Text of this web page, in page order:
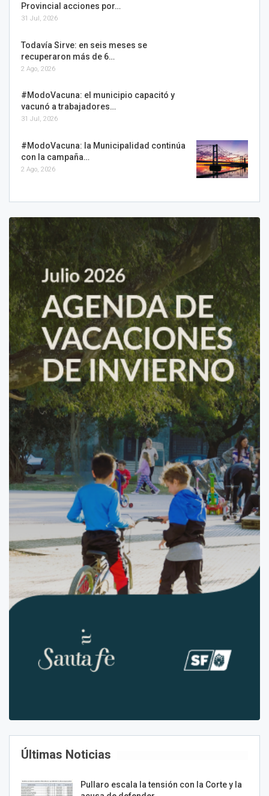
Provincial acciones por…
31 Jul, 2026
Todavía Sirve: en seis meses se
recuperaron más de 6…
2 Ago, 2026
#ModoVacuna: el municipio capacitó y
vacunó a trabajadores…
31 Jul, 2026
#ModoVacuna: la Municipalidad continúa
con la campaña…
2 Ago, 2026
Últimas Noticias
Pullaro escala la tensión con la Corte y la